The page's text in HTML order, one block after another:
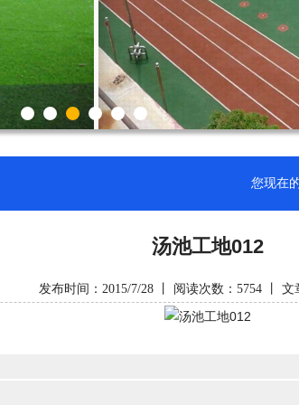
您现在
汤池工地012
发布时间：2015/7/28 丨 阅读次数：5754 丨 文